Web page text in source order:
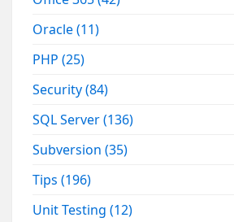
Oracle(11)
PHP(25)
Security(84)
SQL Server(136)
Subversion(35)
Tips(196)
Unit Testing(12)